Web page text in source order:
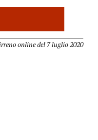
online del 7 luglio 2020